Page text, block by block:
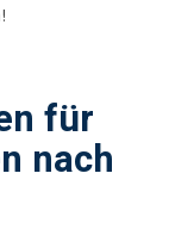
für
nach